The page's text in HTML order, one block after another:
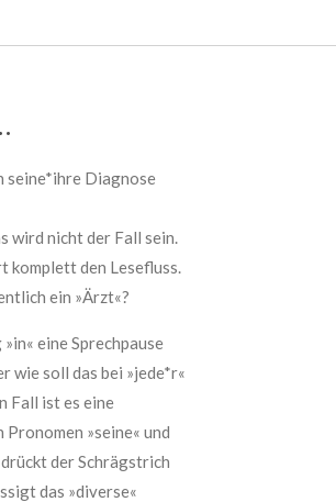
Diagnose
wird nicht der Fall sein.
komplett den Lesefluss.
ein »Ärzt«?
eine Sprechpause
wie soll das bei »jede*r«
Fall ist es eine
»seine« und
der Schrägstrich
das »diverse«